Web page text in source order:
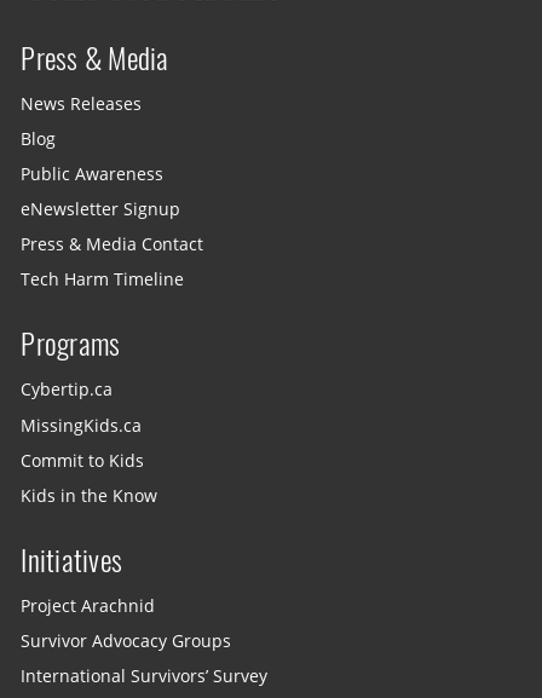
Press & Media
News Releases
Blog
Public Awareness
eNewsletter Signup
Press & Media Contact
Tech Harm Timeline
Programs
Cybertip.ca
MissingKids.ca
Commit to Kids
Kids in the Know
Initiatives
Project Arachnid
Survivor Advocacy Groups
International Survivors’ Survey